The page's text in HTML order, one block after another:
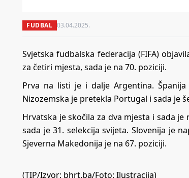
FUDBAL 03.04.2025.
Svjetska fudbalska federacija (FIFA)
za četiri mjesta, sada je na 70. poziciji.
Prva na listi je i dalje Argentina.
Nizozemska je pretekla Portugal i sada je
Hrvatska je skočila za dva mjesta i sada
sada je 31. selekcija svijeta. Slovenija je
Sjeverna Makedonija je na 67. poziciji.
(TIP/Izvor: bhrt.ba/Foto: Ilustracija)